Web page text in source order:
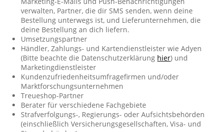
verwalten, Partner, die dir SMS senden, wenn deine
Bestellung unterwegs ist, und Lieferunternehmen, die
deine Bestellung an dich liefern.
Umsetzungspartner
Händler, Zahlungs- und Kartendienstleister wie Adyen
(Bitte beachte die Datenschutzerklärung hier) und
Marketingdienstleister
Kundenzufriedenheitsumfragefirmen und/oder
Marktforschungsunternehmen
Treueshop-Partner
Berater für verschiedene Fachgebiete
Strafverfolgungs-, Regierungs- oder Aufsichtsbehörden
(einschließlich Versicherungsgesellschaften, Visa- und